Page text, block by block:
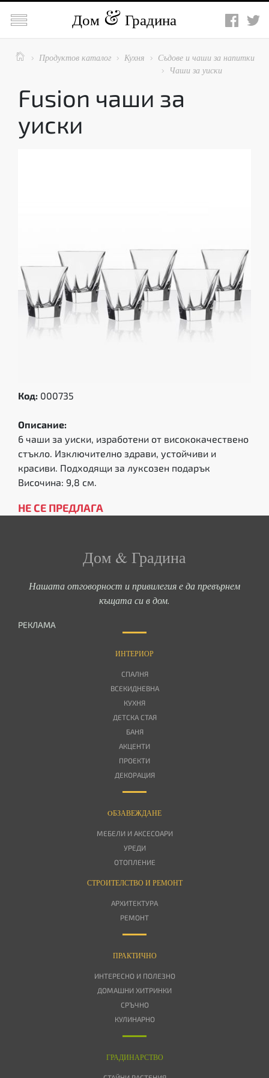
 Дом Градина
  Продуктов каталог  Кухня  Съдове и чаши за напитки
 Чаши за уиски
Fusion чаши за
уиски
Код: 000735
Описание:
6 чаши за уиски, изработени от висококачествено
стъкло. Изключително здрави, устойчиви и
красиви. Подходящи за луксозен подарък
Височина: 9,8 см.
НЕ СЕ ПРЕДЛАГА
Дом & Градина
Нашата отговорност и привилегия е да превърнем
къщата си в дом.
РЕКЛАМА
ИНТЕРИОР
СПАЛНЯ
ВСЕКИДНЕВНА
КУХНЯ
ДЕТСКА СТАЯ
БАНЯ
АКЦЕНТИ
ПРОЕКТИ
ДЕКОРАЦИЯ
OБЗАВЕЖДАНЕ
МЕБЕЛИ И АКСЕСОАРИ
УРЕДИ
ОТОПЛЕНИЕ
СТРОИТЕЛСТВО И РЕМОНТ
АРХИТЕКТУРА
РЕМОНТ
ПРАКТИЧНО
ИНТЕРЕСНО И ПОЛЕЗНО
ДОМАШНИ ХИТРИНКИ
СРЪЧНО
КУЛИНАРНО
ГРАДИНАРСТВО